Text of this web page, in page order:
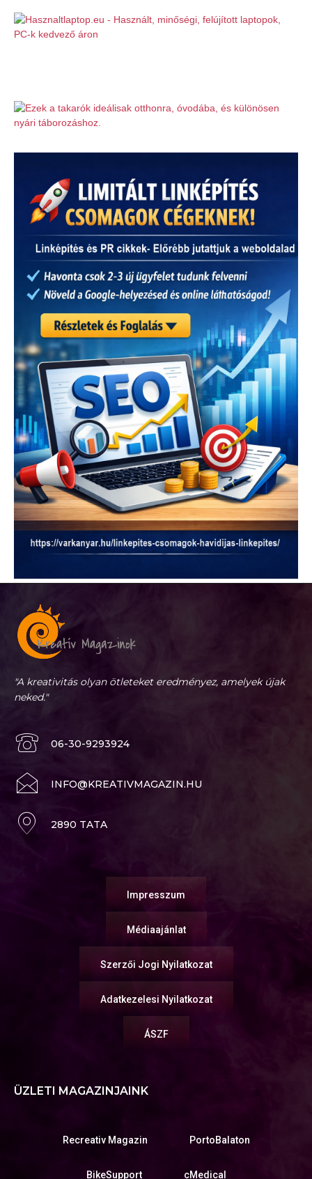
"A kreativitás olyan ötleteket eredményez, amelyek újak
neked."
06-30-9293924
INFO@KREATIVMAGAZIN.HU
2890 TATA
Impresszum
Médiaajánlat
Szerzői Jogi Nyilatkozat
Adatkezelesi Nyilatkozat
ÁSZF
ÜZLETI MAGAZINJAINK
Recreativ Magazin PortoBalaton
BikeSupport cMedical